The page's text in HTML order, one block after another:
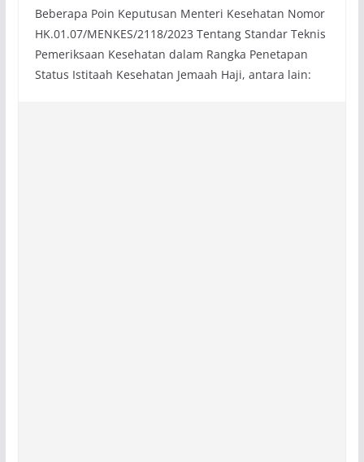
Beberapa Poin Keputusan Menteri Kesehatan Nomor
HK.01.07/MENKES/2118/2023 Tentang Standar Teknis
Pemeriksaan Kesehatan dalam Rangka Penetapan
Status Istitaah Kesehatan Jemaah Haji, antara lain: